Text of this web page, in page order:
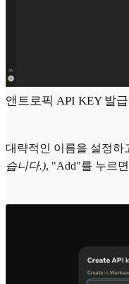
앤트로픽 API KEY 발
대략적인 이름을 설정하
습니다.), "Add"를 누르